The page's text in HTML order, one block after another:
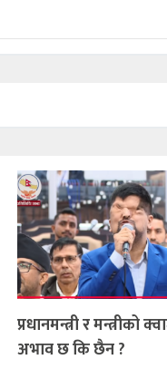
प्रधानमन्त्री र मन्त्रीको
अभाव छ कि छैन ?